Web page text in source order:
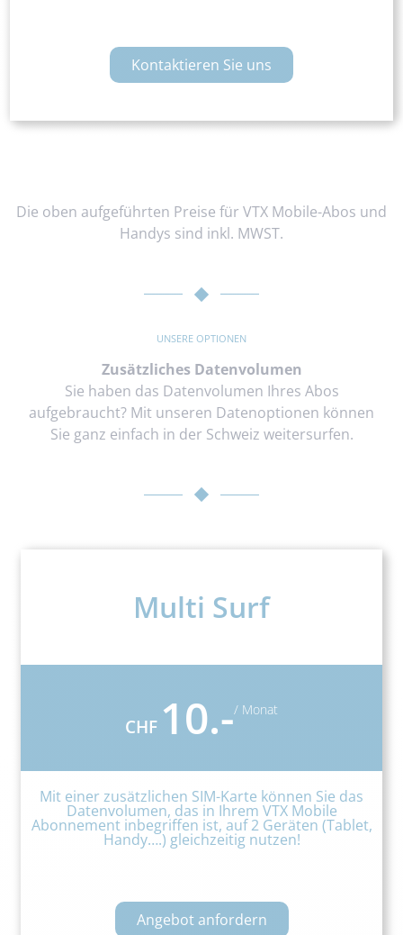
Kontaktieren Sie uns
Die oben aufgeführten Preise für VTX Mobile-Abos und
Handys sind inkl. MWST.
UNSERE OPTIONEN
Zusätzliches Datenvolumen
Sie haben das Datenvolumen Ihres Abos
aufgebraucht? Mit unseren Datenoptionen können
Sie ganz einfach in der Schweiz weitersurfen.
Multi Surf
CHF 10.-/ Monat
Mit einer zusätzlichen SIM-Karte können Sie das
Datenvolumen, das in Ihrem VTX Mobile
Abonnement inbegriffen ist, auf 2 Geräten (Tablet,
Handy….) gleichzeitig nutzen!
Angebot anfordern